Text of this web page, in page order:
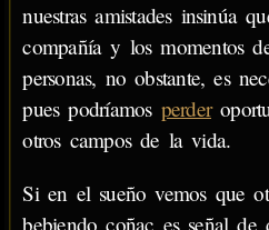
nuestras amistades insinúa
compañía y los momentos
personas, no obstante, es
pues podríamos perder
otros campos de la vida.
Si en el sueño vemos que
bebiendo coñac es señal de